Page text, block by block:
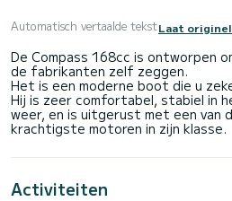
Automatisch vertaalde tekstLaat
De Compass 168cc is ontworpen
de fabrikanten zelf zeggen.
Het is een moderne boot die u
Hij is zeer comfortabel, stabiel in
weer, en is uitgerust met een van
Activiteiten